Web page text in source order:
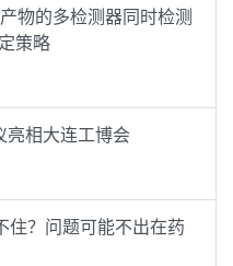
物的多检测器同时检测
策略
亮相大连工博会
住？问题可能不出在药